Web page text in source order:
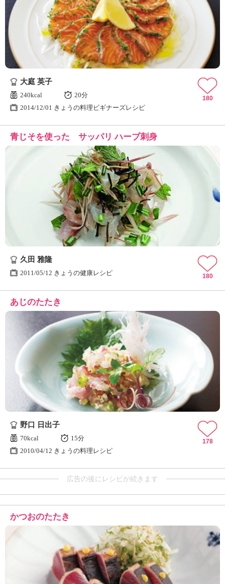
大庭 英子
240kcal
20分
2014/12/01 きょうの料理ビギナーズレシピ
180
青じそを使った サッパリ ハーブ刺身
久田 雅隆
2011/05/12 きょうの健康レシピ 180
あじのたたき
野口 日出子
70kcal
15分
2010/04/12 きょうの料理レシピ
178
広告の後にレシピが続きます
かつおのたたき